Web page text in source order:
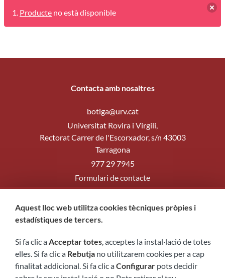
Producte no està disponible
Contacta amb nosaltres
botiga@urv.cat
Universitat Rovira i Virgili,
Rectorat Carrer de l'Escorxador, s/n 43003
Tarragona
977 29 7945
Formulari de contacte
Segueix-nos
Aquest lloc web utilitza cookies tècniques pròpies i
estadístiques de tercers.
Si fa clic aAcceptar totes, acceptes la instal·lació de totes
elles. Si fa clic a Rebutja no utilitzarem cookies per a cap
finalitat addicional. Si fa clic aConfigurar pots decidir